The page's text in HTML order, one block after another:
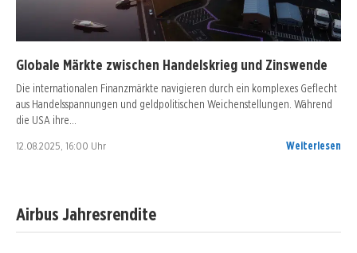
Globale Märkte zwischen Handelskrieg und Zinswende
Die internationalen Finanzmärkte navigieren durch ein komplexes Geflecht
aus Handelsspannungen und geldpolitischen Weichenstellungen. Während
die USA ihre…
12.08.2025, 16:00 Uhr Weiterlesen
Airbus Jahresrendite